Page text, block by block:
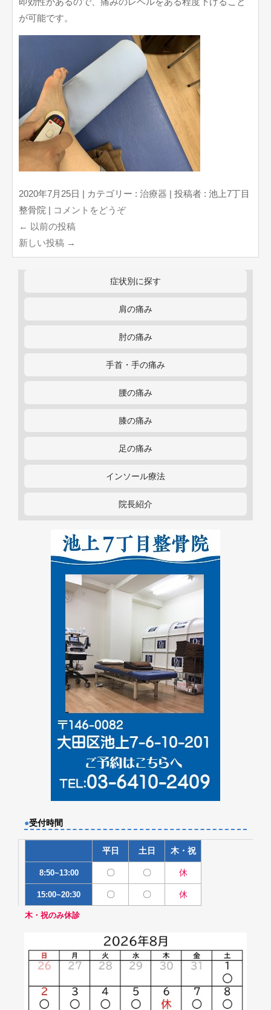
が可能です。
2020年7月25日 | カテゴリー : 治療器 | 投稿者 : 池上7丁目
整骨院 | コメントをどうぞ
← 以前の投稿
新しい投稿 →
症状別に探す
肩の痛み
肘の痛み
手首・手の痛み
腰の痛み
膝の痛み
足の痛み
インソール療法
院長紹介
●受付時間
平日 土日 木・祝
8:50~13:00 〇 〇 休
15:00~20:30 〇 〇 休
木・祝のみ休診